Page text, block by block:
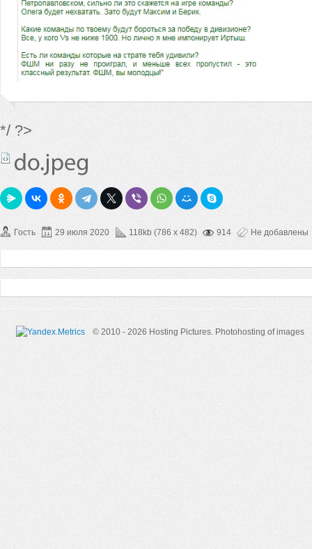
*/ ?>
Гость 29 июля 2020 118kb (786 x 482) 914 Не добавлены
© 2010 - 2026 Hosting Pictures. Photohosting of images